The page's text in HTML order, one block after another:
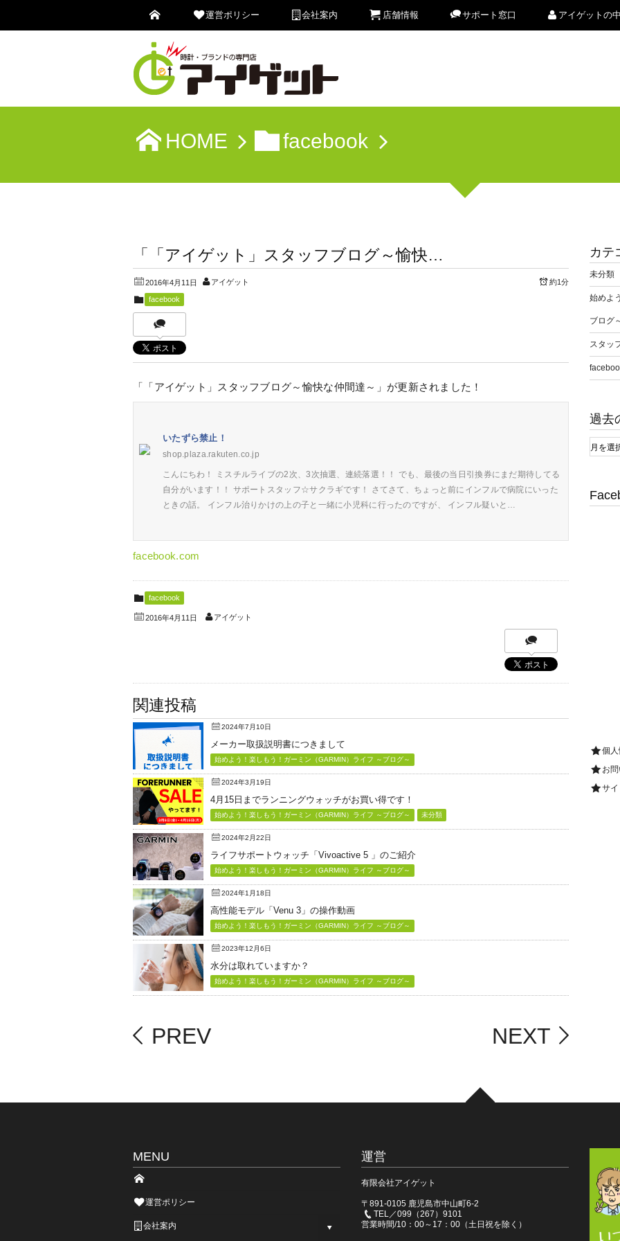
運営ポリシー 会社案内 店舗情報 サポート窓口 アイゲットの
HOME facebook
「「アイゲット」スタッフブログ～愉快…
2016年4月11日 アイゲット 約1分
facebook
「「アイゲット」スタッフブログ～愉快な仲間達～」が更新されました！
いたずら禁止！
shop.plaza.rakuten.co.jp
こんにちわ！ ミスチルライブの2次、3次抽選、連続落選！！ でも、最後の当日引換券にまだ期待してる
自分がいます！！ サポートスタッフ☆サクラギです！ さてさて、ちょっと前にインフルで病院にいった
ときの話。 インフル治りかけの上の子と一緒に小児科に行ったのですが、 インフル疑いと…
facebook.com
facebook
2016年4月11日 アイゲット
関連投稿
2024年7月10日
メーカー取扱説明書につきまして
始めよう！楽しもう！ガーミン（GARMIN）ライフ ～ブログ～
2024年3月19日
4月15日までランニングウォッチがお買い得です！
始めよう！楽しもう！ガーミン（GARMIN）ライフ ～ブログ～ 未分類
2024年2月22日
ライフサポートウォッチ「Vivoactive 5 」のご紹介
始めよう！楽しもう！ガーミン（GARMIN）ライフ ～ブログ～
2024年1月18日
高性能モデル「Venu 3」の操作動画
始めよう！楽しもう！ガーミン（GARMIN）ライフ ～ブログ～
2023年12月6日
水分は取れていますか？
始めよう！楽しもう！ガーミン（GARMIN）ライフ ～ブログ～
PREV NEXT
カテ
未分類
始めよ
ブログ
スタッ
過去
個
お
サ
MENU
運営ポリシー
会社案内
運営
有限会社アイゲット
〒891-0105 鹿児島市中山町6-2
TEL／099（267）9101
営業時間/10：00～17：00（土日祝を除く）